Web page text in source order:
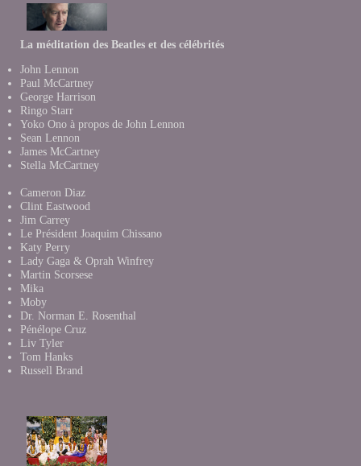
La méditation des Beatles et des célébrités
John Lennon
Paul McCartney
George Harrison
Ringo Starr
Yoko Ono à propos de John Lennon
Sean Lennon
James McCartney
Stella McCartney
Cameron Diaz
Clint Eastwood
Jim Carrey
Le Président Joaquim Chissano
Katy Perry
Lady Gaga & Oprah Winfrey
Martin Scorsese
Mika
Moby
Dr. Norman E. Rosenthal
Pénélope Cruz
Liv Tyler
Tom Hanks
Russell Brand